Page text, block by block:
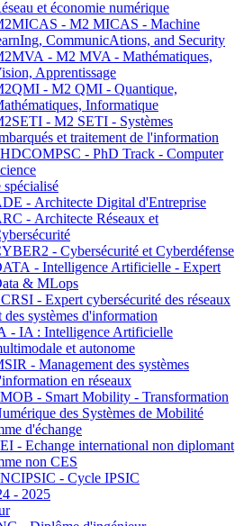
et économie numérique
- M2 MICAS - Machine
CommunicAtions, and Security
- M2 MVA - Mathématiques,
Apprentissage
- M2 QMI - Quantique,
Informatique
- M2 SETI - Systèmes
et traitement de l'information
- PhD Track - Computer
spécialisé
- Architecte Digital d'Entreprise
- Architecte Réseaux et
- Cybersécurité et Cyberdéfense
- Intelligence Artificielle - Expert
& MLops
- Expert cybersécurité des réseaux
des systèmes d'information
- IA : Intelligence Artificielle
et autonome
- Management des systèmes
en réseaux
- Smart Mobility - Transformation
des Systèmes de Mobilité
d'échange
- Echange international non diplomant
non CES
- Cycle IPSIC
- 2025